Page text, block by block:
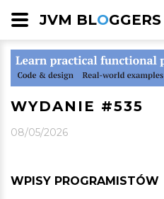
JVM BLOGGERS
WYDANIE #535
08/05/2026
WPISY PROGRAMISTÓW